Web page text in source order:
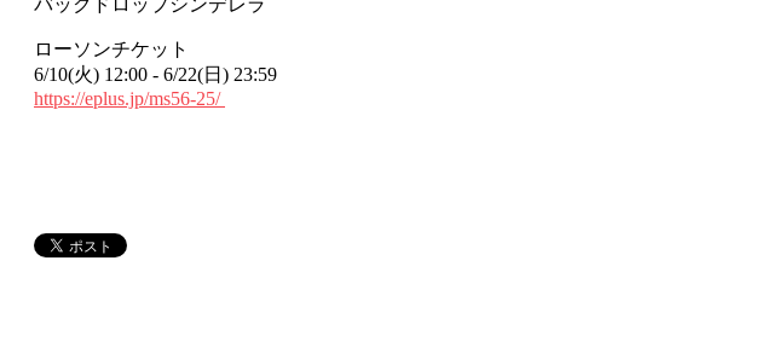
バックドロップシンデレラ
ローソンチケット
6/10(⽕) 12:00 - 6/22(⽇) 23:59
https://eplus.jp/ms56-25/